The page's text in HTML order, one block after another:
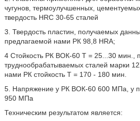
чугунов, термоулучшенных,
твердость HRC 30-65 сталей
3. Твердость пластин, получаемых
предлагаемой нами РК 98,8 HRA;
4 Стойкость РК ВОК-60 Т = 25...30 мин.,
труднообрабатываемых сталей марки
нами РК стойкость Т = 170 - 180 мин.
5. Напряжение у РК ВОК-60 600 МПа, у
950 МПа
Техническим результатом является: